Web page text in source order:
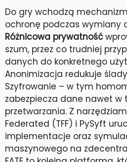
Do gry wchodzą
ochronę podczas wymiany
Różnicowa prywatność
szum, przez co trudniej
danych do konkretnego
Anonimizacja redukuje
Szyfrowanie – w tym
zabezpiecza dane nawet w
przetwarzania. Z
Federated (TFF) i PySyft
implementacje oraz
maszynowego na